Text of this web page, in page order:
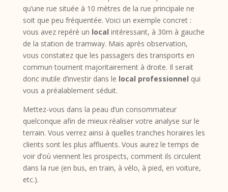
qu’une rue située à 10 mètres de la rue principale ne
soit que peu fréquentée. Voici un exemple concret :
vous avez repéré un local intéressant, à 30m à gauche
de la station de tramway. Mais après observation,
vous constatez que les passagers des transports en
commun tournent majoritairement à droite. Il serait
donc inutile d’investir dans le local professionnel qui
vous a préalablement séduit.
Mettez-vous dans la peau d’un consommateur
quelconque afin de mieux réaliser votre analyse sur le
terrain. Vous verrez ainsi à quelles tranches horaires les
clients sont les plus affluents. Vous aurez le temps de
voir d’où viennent les prospects, comment ils circulent
dans la rue (en bus, en train, à vélo, à pied, en voiture,
etc.).